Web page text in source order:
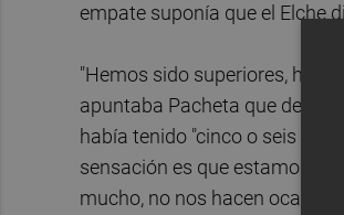
empate suponía que el Elche
"Hemos sido superiores,
apuntaba Pacheta que
había tenido "cinco o seis
sensación es que estamos
mucho, no nos hacen